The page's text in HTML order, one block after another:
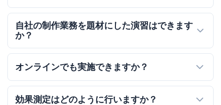
自社の制作業務を題材にした演習はできます
か？
オンラインでも実施できますか？
効果測定はどのように行いますか？